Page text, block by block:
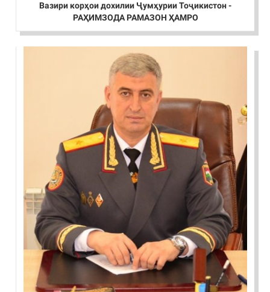
Вазири корҳои дохилии Ҷумҳурии Тоҷикистон -
РАҲИМЗОДА РАМАЗОН ҲАМРО